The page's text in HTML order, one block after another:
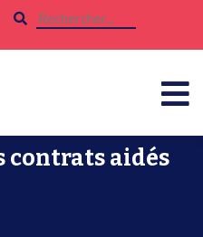
contrats aidés